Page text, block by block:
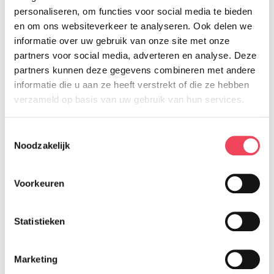
personaliseren, om functies voor social media te bieden
en om ons websiteverkeer te analyseren. Ook delen we
informatie over uw gebruik van onze site met onze
partners voor social media, adverteren en analyse. Deze
partners kunnen deze gegevens combineren met andere
informatie die u aan ze heeft verstrekt of die ze hebben
verzameld op basis van uw gebruik van hun services.
Noodzakelijk
Voorkeuren
Statistieken
Marketing
knieoperaties, staar en diabeteszorg.
In totaal gaat het om dertien
behandelingen waarvoor patiënten de
volumes kunnen vergelijken.
beweging richting meer transparantie
behandelvolumes wil de
regie geven over hun zorgkeuze en
zorg.